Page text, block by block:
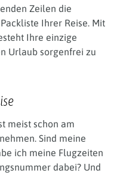
Zeilen die
Ihrer Reise. Mit
Ihre einzige
Urlaub sorgenfrei zu
meist schon am
Sind meine
ich meine Flugzeiten
dabei? Und